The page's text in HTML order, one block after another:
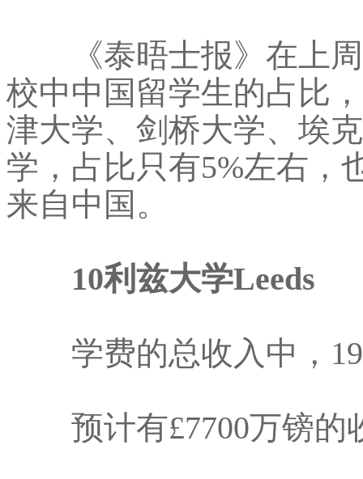
《泰晤士报》在上周
校中中国留学生的占比
津大学、剑桥大学、埃
学，占比只有5%左右，
来自中国。
10利兹大学Leeds
学费的总收入中，
预计有£7700万镑的